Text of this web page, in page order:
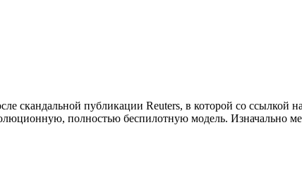
скандальной публикации Reuters, в которой со ссылкой
полностью беспилотную модель. Изначально